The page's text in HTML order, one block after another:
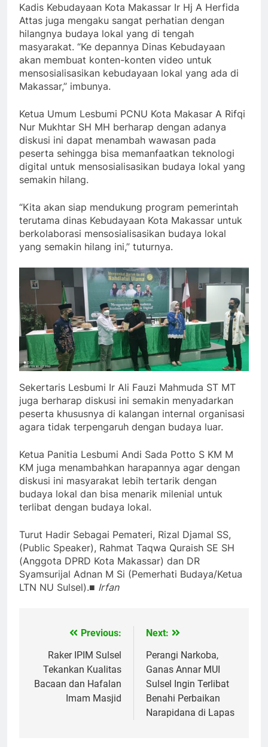
Kadis Kebudayaan Kota Makassar Ir Hj A Herfida
Attas juga mengaku sangat perhatian dengan
hilangnya budaya lokal yang di tengah
masyarakat. “Ke depannya Dinas Kebudayaan
akan membuat konten-konten video untuk
mensosialisasikan kebudayaan lokal yang ada di
Makassar,” imbunya.
Ketua Umum Lesbumi PCNU Kota Makasar A Rifqi
Nur Mukhtar SH MH berharap dengan adanya
diskusi ini dapat menambah wawasan pada
peserta sehingga bisa memanfaatkan teknologi
digital untuk mensosialisasikan budaya lokal yang
semakin hilang.
“Kita akan siap mendukung program pemerintah
terutama dinas Kebudayaan Kota Makassar untuk
berkolaborasi mensosialisasikan budaya lokal
yang semakin hilang ini,” tuturnya.
Sekertaris Lesbumi Ir Ali Fauzi Mahmuda ST MT
juga berharap diskusi ini semakin menyadarkan
peserta khususnya di kalangan internal organisasi
agara tidak terpengaruh dengan budaya luar.
Ketua Panitia Lesbumi Andi Sada Potto S KM M
KM juga menambahkan harapannya agar dengan
diskusi ini masyarakat lebih tertarik dengan
budaya lokal dan bisa menarik milenial untuk
terlibat dengan budaya lokal.
Turut Hadir Sebagai Pemateri, Rizal Djamal SS,
(Public Speaker), Rahmat Taqwa Quraish SE SH
(Anggota DPRD Kota Makassar) dan DR
Syamsurijal Adnan M Si (Pemerhati Budaya/Ketua
LTN NU Sulsel).■ Irfan
Navigasi
pos
Previous:
Raker IPIM Sulsel
Tekankan Kualitas
Bacaan dan Hafalan
Imam Masjid
Next:
Perangi Narkoba,
Ganas Annar MUI
Sulsel Ingin Terlibat
Benahi Perbaikan
Narapidana di Lapas